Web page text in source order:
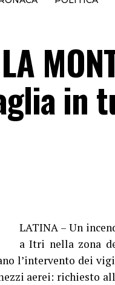
in
LATINA – Un
a Itri nella zona
l’intervento dei
aerei: richiesto